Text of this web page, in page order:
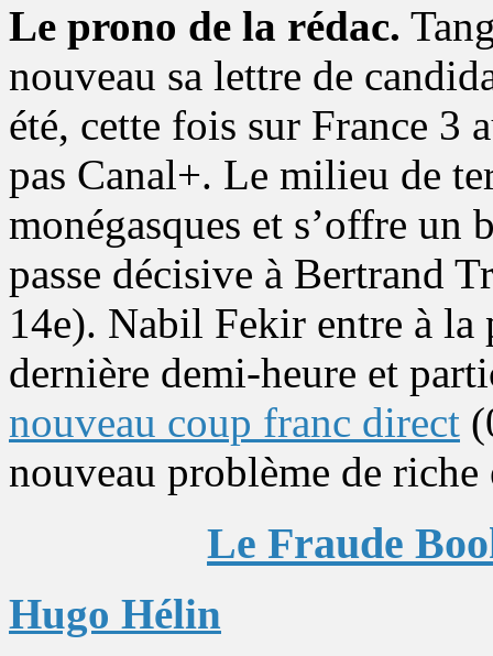
Le prono de la rédac.
nouveau sa lettre de
été, cette fois sur France 3
pas Canal+. Le milieu de
monégasques et s’offre un
passe décisive à Bertrand
14e). Nabil Fekir entre à
dernière demi-heure et
nouveau coup franc direct
nouveau problème de
Le Fraude
Hugo Hélin